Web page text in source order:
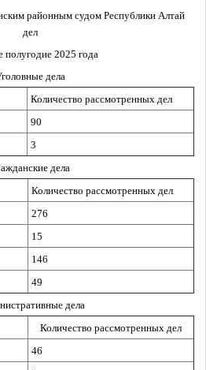
районным судом Республики Алтай
дел
полугодие 2025 года
дела
Количество рассмотренных дел
90
3
дела
Количество рассмотренных дел
276
15
146
49
дела
Количество рассмотренных дел
46